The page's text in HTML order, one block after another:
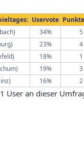
Uservote
34% 5
23% 4
18% 1
19% 3
16% 2
User an dieser